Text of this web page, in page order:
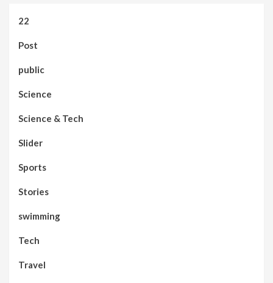
22
Post
public
Science
Science & Tech
Slider
Sports
Stories
swimming
Tech
Travel